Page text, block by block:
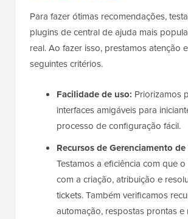
Para fazer ótimas recomendações,
plugins de central de ajuda mais
real. Ao fazer isso, prestamos atenção
seguintes critérios.
Facilidade de uso: Priorizamos
interfaces amigáveis para
processo de configuração fácil.
Recursos de Gerenciamento
Testamos a eficiência com que
com a criação, atribuição e
tickets. Também verificamos
automação, respostas prontas e